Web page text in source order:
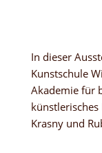
In dieser
Kunstschule
Akademie für
Krasny und